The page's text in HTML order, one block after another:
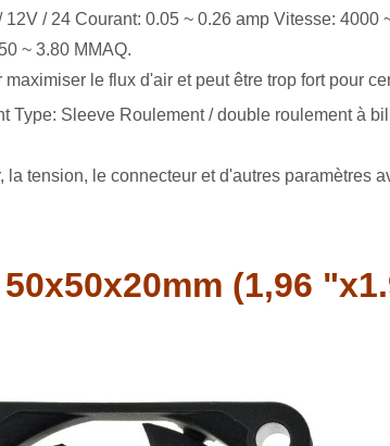
/ 24 Courant: 0.05 ~ 0.26 amp Vitesse: 4000
~ 3.80 MMAQ.
le flux d'air et peut être trop fort pour
Type: Sleeve Roulement / double roulement à
tension, le connecteur et d'autres paramètres
(1,96